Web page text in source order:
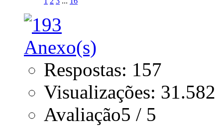
Respostas: 157
Visualizações: 31.582
Avaliação5 / 5